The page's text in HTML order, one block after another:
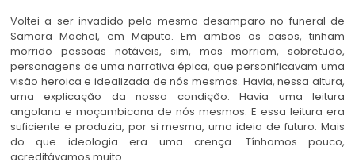
Voltei a ser invadido pelo mesmo desamparo no funeral de
Samora Machel, em Maputo. Em ambos os casos, tinham
morrido pessoas notáveis, sim, mas morriam, sobretudo,
personagens de uma narrativa épica, que personificavam uma
visão heroica e idealizada de nós mesmos. Havia, nessa altura,
uma explicação da nossa condição. Havia uma leitura
angolana e moçambicana de nós mesmos. E essa leitura era
suficiente e produzia, por si mesma, uma ideia de futuro. Mais
do que ideologia era uma crença. Tínhamos pouco,
acreditávamos muito.